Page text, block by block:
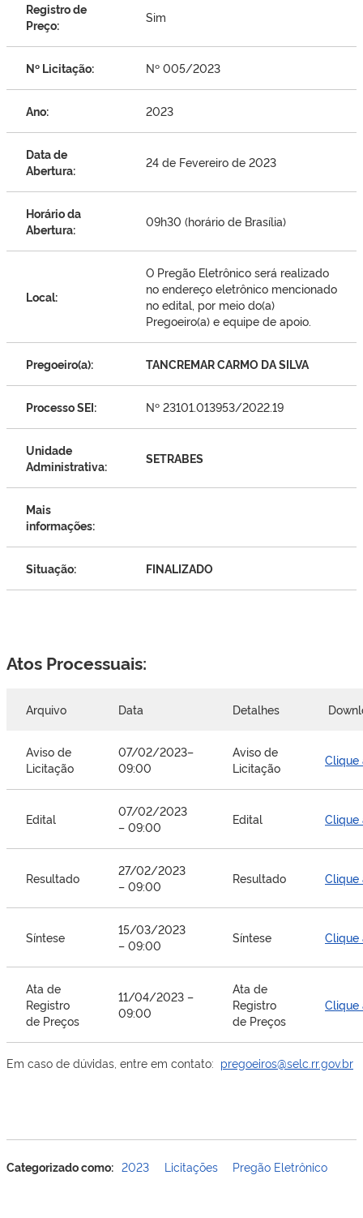
Registro de
Preço:
Sim
Nº Licitação: Nº 005/2023
Ano: 2023
Data de
Abertura:
24 de Fevereiro de 2023
Horário da
Abertura:
09h30 (horário de Brasília)
Local:
O Pregão Eletrônico será realizado
no endereço eletrônico mencionado
no edital, por meio do(a)
Pregoeiro(a) e equipe de apoio.
Pregoeiro(a): TANCREMAR CARMO DA SILVA
Processo SEI: Nº 23101.013953/2022.19
Unidade
Administrativa:
SETRABES
Mais
informações:
Situação: FINALIZADO
Atos Processuais:
Arquivo Data Detalhes
Aviso de
Licitação
07/02/2023–
09:00
Aviso de
Licitação
Clique
Edital
07/02/2023
– 09:00
Edital Clique
Resultado
27/02/2023
– 09:00
Resultado Clique
Síntese
15/03/2023
– 09:00
Síntese Clique
Ata de
Registro
de Preços
11/04/2023 –
09:00
Ata de
Registro
de Preços
Clique
Em caso de dúvidas, entre em contato: pregoeiros@selc.rr.gov.br
Categorizado como: 2023 Licitações Pregão Eletrônico